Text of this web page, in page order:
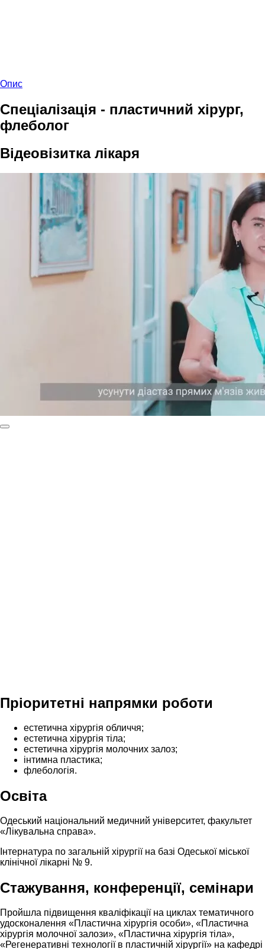
Опис
Спеціалізація - пластичний хірург,
флеболог
Відеовізитка лікаря
Пріоритетні напрямки роботи
естетична хірургія обличчя;
естетична хірургія тіла;
естетична хірургія молочних залоз;
інтимна пластика;
флебологія.
Освіта
Одеський національний медичний університет, факультет
«Лікувальна справа».
Інтернатура по загальній хірургії на базі Одеської міської
клінічної лікарні № 9.
Стажування, конференції, семінари
Пройшла підвищення кваліфікації на циклах тематичного
удосконалення «Пластична хірургія особи», «Пластична
хірургія молочної залози», «Пластична хірургія тіла»,
«Регенеративні технології в пластичній хірургії» на кафедрі